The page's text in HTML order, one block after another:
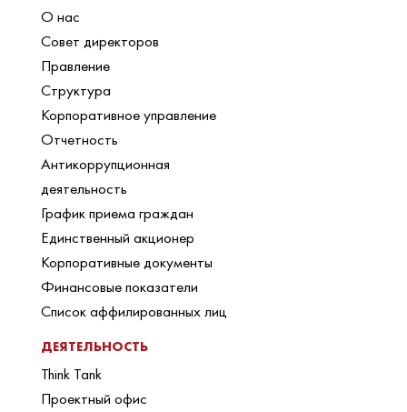
О нас
Совет директоров
Правление
Структура
Корпоративное управление
Отчетность
Антикоррупционная
деятельность
График приема граждан
Единственный акционер
Корпоративные документы
Финансовые показатели
Список аффилированных лиц
ДЕЯТЕЛЬНОСТЬ
Think Tank
Проектный офис